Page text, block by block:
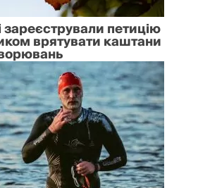
зареєстрували петицію
врятувати каштани